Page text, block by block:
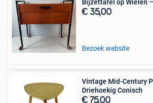
Bijzettafel op Wielen –
€ 35,00
Bezoek website
Vintage Mid-Century
Driehoekig Conisch
€ 75,00